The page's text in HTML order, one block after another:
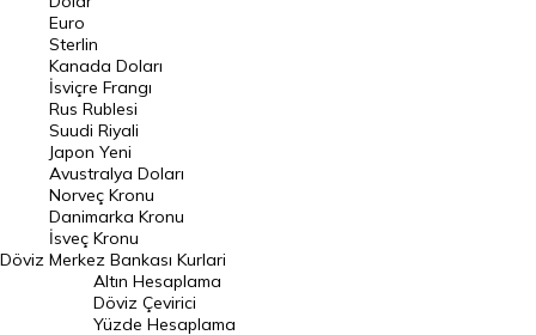
Pound Kuru
Frank Kuru
Riyal Kuru
Avustralya Doları
Danimarka Kronu Kuru
Kanada Doları Kuru
Norveç Kronu Kuru
İsveç Kronu Kuru
Döviz
Euro
Sterlin
Kanada Doları
İsviçre Frangı
Rus Rublesi
Suudi Riyali
Japon Yeni
Avustralya Doları
Norveç Kronu
Danimarka Kronu
İsveç Kronu
Merkez Bankası Kurlari
Altın Hesaplama
Döviz Çevirici
Yüzde Hesaplama